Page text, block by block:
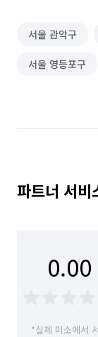
서울 관악구
서울 영등포구
파트너 서비
0.00
*실제 미소에서